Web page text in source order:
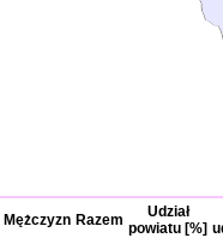
Mężczyzn Razem
Udział
powiatu [%]